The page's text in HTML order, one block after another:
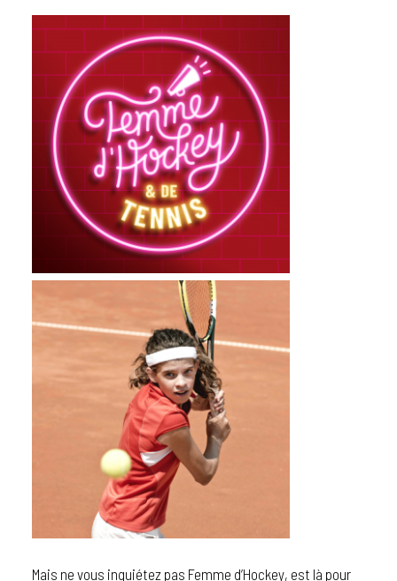
Mais ne vous inquiétez pas Femme d’Hockey, est là pour